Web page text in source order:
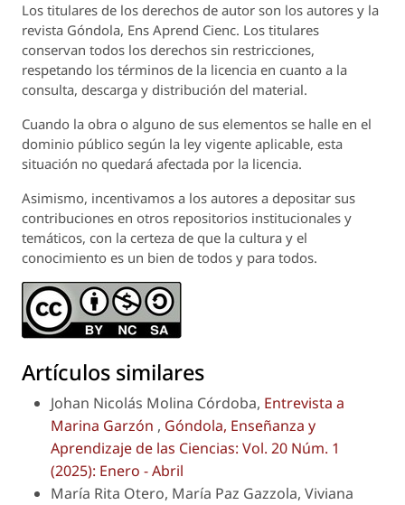
Los titulares de los derechos de autor son los autores y la
revista Góndola, Ens Aprend Cienc. Los titulares
conservan todos los derechos sin restricciones,
respetando los términos de la licencia en cuanto a la
consulta, descarga y distribución del material.
Cuando la obra o alguno de sus elementos se halle en el
dominio público según la ley vigente aplicable, esta
situación no quedará afectada por la licencia.
Asimismo, incentivamos a los autores a depositar sus
contribuciones en otros repositorios institucionales y
temáticos, con la certeza de que la cultura y el
conocimiento es un bien de todos y para todos.
Artículos similares
Johan Nicolás Molina Córdoba, Entrevista a
Marina Garzón , Góndola, Enseñanza y
Aprendizaje de las Ciencias: Vol. 20 Núm. 1
(2025): Enero - Abril
María Rita Otero, María Paz Gazzola, Viviana